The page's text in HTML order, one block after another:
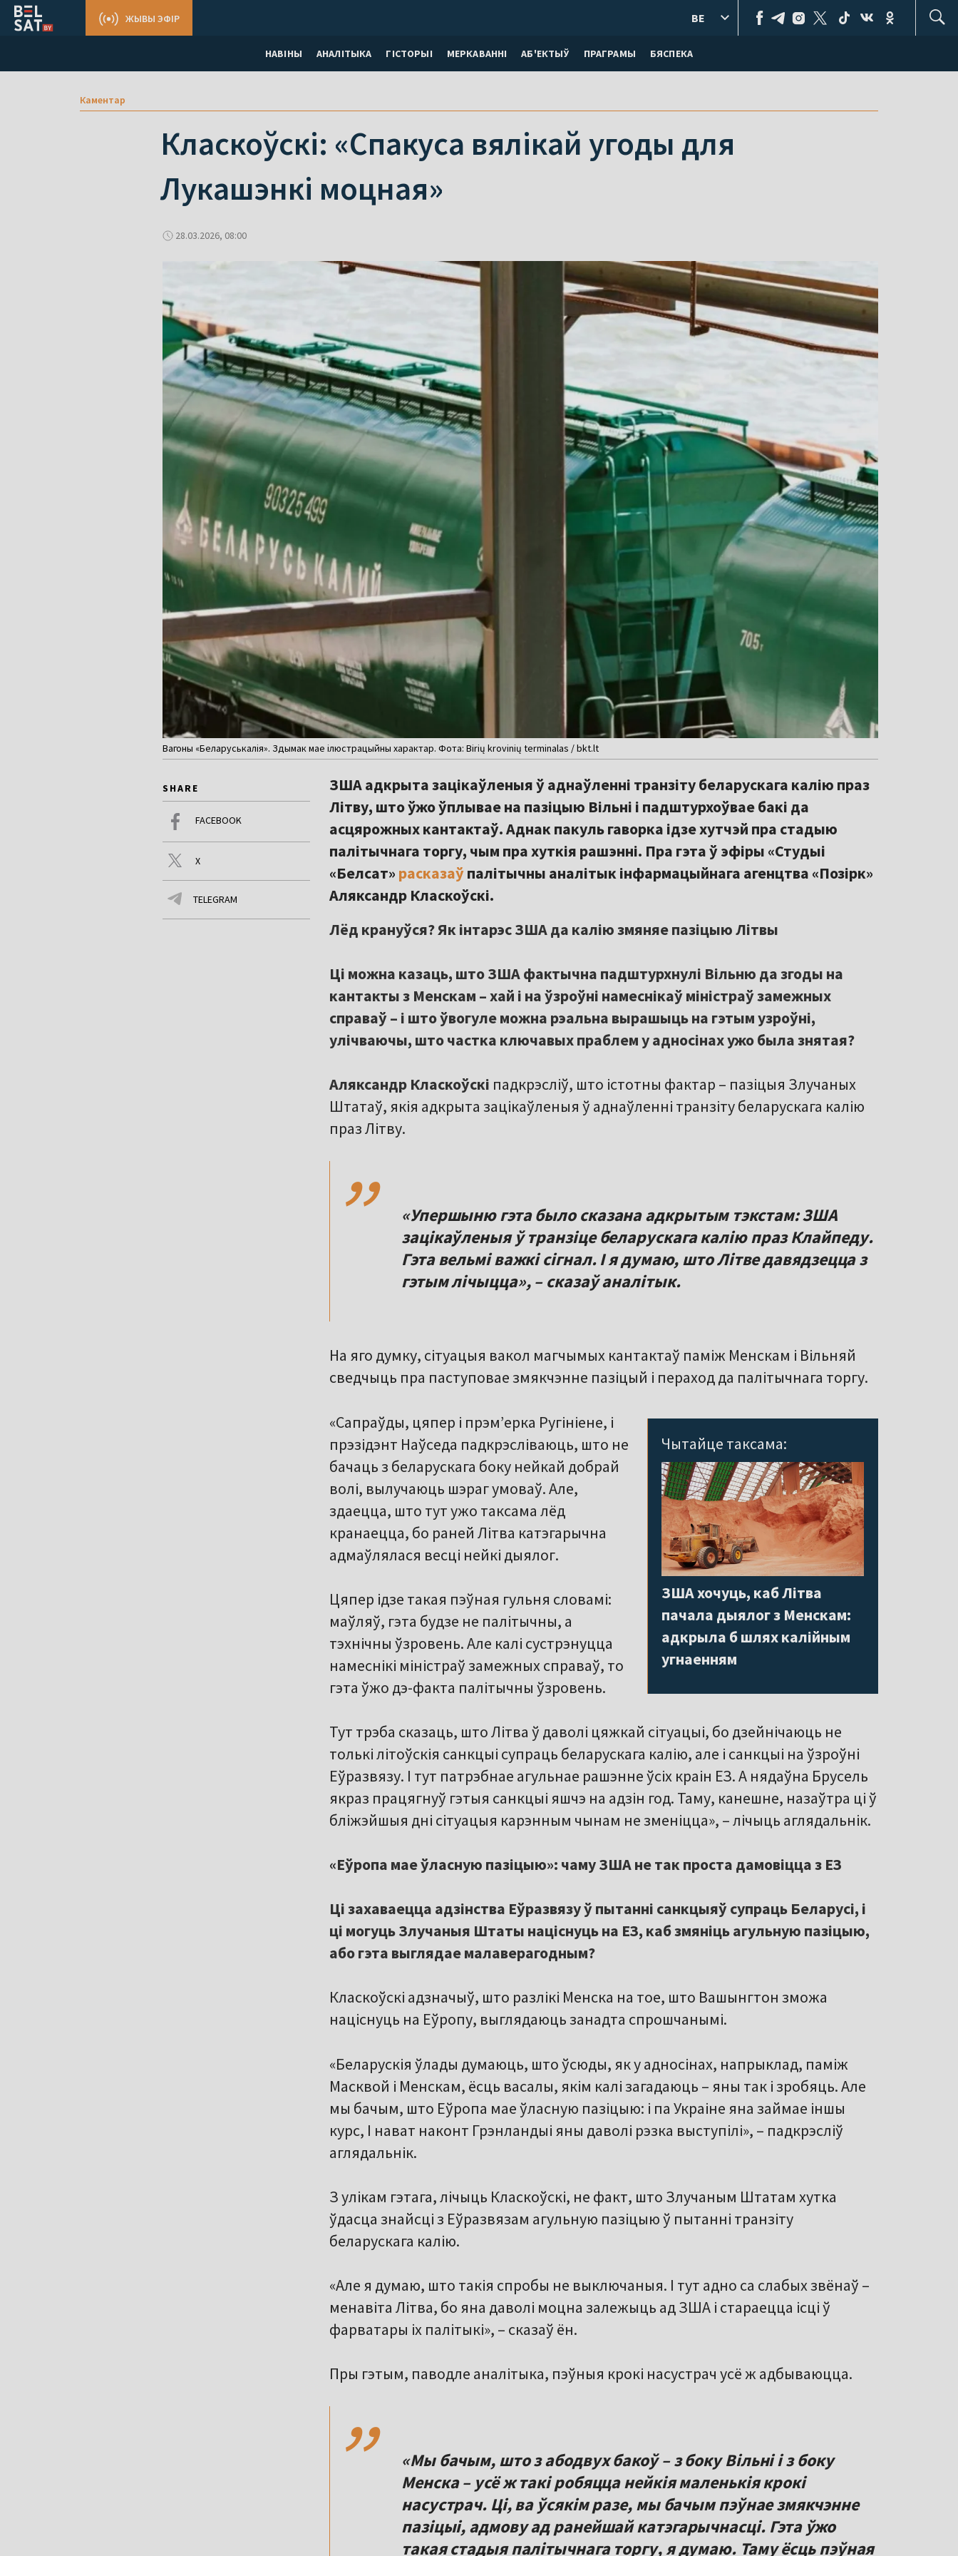
НАВІНЫ АНАЛІТЫКА ГІСТОРЫІ МЕРКАВАННI АБ'ЕКТЫЎ ПРАГРАМЫ БЯСПЕКА
ЖЫВЫ ЭФІР BE
Каментар
Класкоўскі: «Спакуса вялікай угоды для
Лукашэнкі моцная»
28.03.2026, 08:00
Вагоны «Беларуськалія». Здымак мае ілюстрацыйны характар. Фота: Birių krovinių terminalas / bkt.lt
SHARE
FACEBOOK
X
TELEGRAM
ЗША адкрыта зацікаўленыя ў аднаўленні транзіту беларускага калію праз
Літву, што ўжо ўплывае на пазіцыю Вільні і падштурхоўвае бакі да
асцярожных кантактаў. Аднак пакуль гаворка ідзе хутчэй пра стадыю
палітычнага торгу, чым пра хуткія рашэнні. Пра гэта ў эфіры «Студыі
«Белсат» расказаўпалітычны аналітык інфармацыйнага агенцтва «Позірк»
Аляксандр Класкоўскі.
Лёд крануўся? Як інтарэс ЗША да калію змяняе пазіцыю Літвы
Ці можна казаць, што ЗША фактычна падштурхнулі Вільню да згоды на
кантакты з Менскам – хай і на ўзроўні намеснікаў міністраў замежных
справаў – і што ўвогуле можна рэальна вырашыць на гэтым узроўні,
улічваючы, што частка ключавых праблем у адносінах ужо была знятая?
Аляксандр Класкоўскі падкрэсліў, што істотны фактар – пазіцыя Злучаных
Штатаў, якія адкрыта зацікаўленыя ў аднаўленні транзіту беларускага калію
праз Літву.
,,
«Упершыню гэта было сказана адкрытым тэкстам: ЗША
зацікаўленыя ў транзіце беларускага калію праз Клайпеду.
Гэта вельмі важкі сігнал. І я думаю, што Літве давядзецца з
гэтым лічыцца», – сказаў аналітык.
На яго думку, сітуацыя вакол магчымых кантактаў паміж Менскам і Вільняй
сведчыць пра паступовае змякчэнне пазіцый і пераход да палітычнага торгу.
Чытайце таксама:
ЗША хочуць, каб Літва
пачала дыялог з Менскам:
адкрыла б шлях калійным
угнаенням
«Сапраўды, цяпер і прэм’ерка Ругініене, і
прэзідэнт Наўседа падкрэсліваюць, што не
бачаць з беларускага боку нейкай добрай
волі, вылучаюць шэраг умоваў. Але,
здаецца, што тут ужо таксама лёд
кранаецца, бо раней Літва катэгарычна
адмаўлялася весці нейкі дыялог.
Цяпер ідзе такая пэўная гульня словамі:
маўляў, гэта будзе не палітычны, а
тэхнічны ўзровень. Але калі сустрэнуцца
намеснікі міністраў замежных справаў, то
гэта ўжо дэ-факта палітычны ўзровень.
Тут трэба сказаць, што Літва ў даволі цяжкай сітуацыі, бо дзейнічаюць не
толькі літоўскія санкцыі супраць беларускага калію, але і санкцыі на ўзроўні
Еўразвязу. І тут патрэбнае агульнае рашэнне ўсіх краін ЕЗ. А нядаўна Брусель
якраз працягнуў гэтыя санкцыі яшчэ на адзін год. Таму, канешне, назаўтра ці ў
бліжэйшыя дні сітуацыя карэнным чынам не зменіцца», – лічыць аглядальнік.
«Еўропа мае ўласную пазіцыю»: чаму ЗША не так проста дамовіцца з ЕЗ
Ці захаваецца адзінства Еўразвязу ў пытанні санкцыяў супраць Беларусі, і
ці могуць Злучаныя Штаты націснуць на ЕЗ, каб змяніць агульную пазіцыю,
або гэта выглядае малаверагодным?
Класкоўскі адзначыў, што разлікі Менска на тое, што Вашынгтон зможа
націснуць на Еўропу, выглядаюць занадта спрошчанымі.
«Беларускія ўлады думаюць, што ўсюды, як у адносінах, напрыклад, паміж
Масквой і Менскам, ёсць васалы, якім калі загадаюць – яны так і зробяць. Але
мы бачым, што Еўропа мае ўласную пазіцыю: і па Украіне яна займае іншы
курс, І нават наконт Грэнландыі яны даволі рэзка выступілі», – падкрэсліў
аглядальнік.
З улікам гэтага, лічыць Класкоўскі, не факт, што Злучаным Штатам хутка
ўдасца знайсці з Еўразвязам агульную пазіцыю ў пытанні транзіту
беларускага калію.
«Але я думаю, што такія спробы не выключаныя. І тут адно са слабых звёнаў –
менавіта Літва, бо яна даволі моцна залежыць ад ЗША і стараецца ісці ў
фарватары іх палітыкі», – сказаў ён.
Пры гэтым, паводле аналітыка, пэўныя крокі насустрач усё ж адбываюцца.
,,
«Мы бачым, што з абодвух бакоў – з боку Вільні і з боку
Менска – усё ж такі робяцца нейкія маленькія крокі
насустрач. Ці, ва ўсякім разе, мы бачым пэўнае змякчэнне
пазіцыі, адмову ад ранейшай катэгарычнасці. Гэта ўжо
такая стадыя палітычнага торгу, я думаю. Таму ёсць пэўная